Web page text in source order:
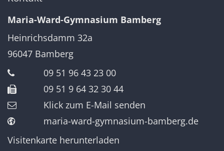
Maria-Ward-Gymnasium Bamberg
Heinrichsdamm 32a
96047 Bamberg
09 51 96 43 23 00
09 51 9 64 32 30 44
Klick zum E-Mail senden
maria-ward-gymnasium-bamberg.de
Visitenkarte herunterladen